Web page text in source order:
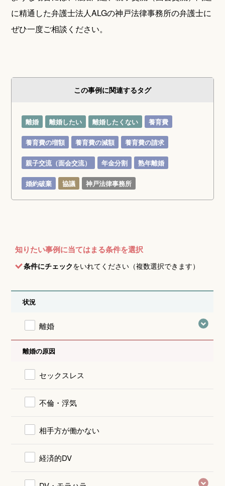
に精通した弁護士法人ALGの神戸法律事務所の弁護士に
ぜひ一度ご相談ください。
この事例に関連するタグ
離婚 離婚したい 離婚したくない 養育費
養育費の増額 養育費の減額 養育費の請求
親子交流（面会交流） 年金分割 熟年離婚
婚約破棄 協議 神戸法律事務所
知りたい事例に当てはまる条件を選択
条件にチェックをいれてください（複数選択できます）
状況
離婚
離婚の原因
セックスレス
不倫・浮気
相手方が働かない
経済的DV